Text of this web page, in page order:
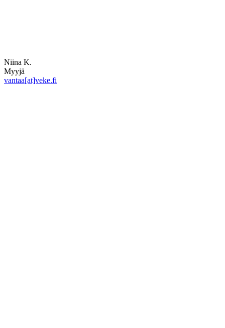
Niina K.
Myyjä
vantaa[at]veke.fi